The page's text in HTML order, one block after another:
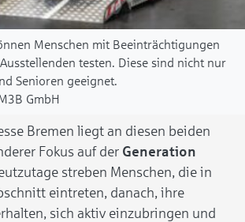
Menschen mit Beeinträchtigungen
testen. Diese sind nicht nur
Senioren geeignet.
GmbH
Bremen liegt an diesen beiden
Fokus auf der Generation
streben Menschen, die in
eintreten, danach, ihre
sich aktiv einzubringen und